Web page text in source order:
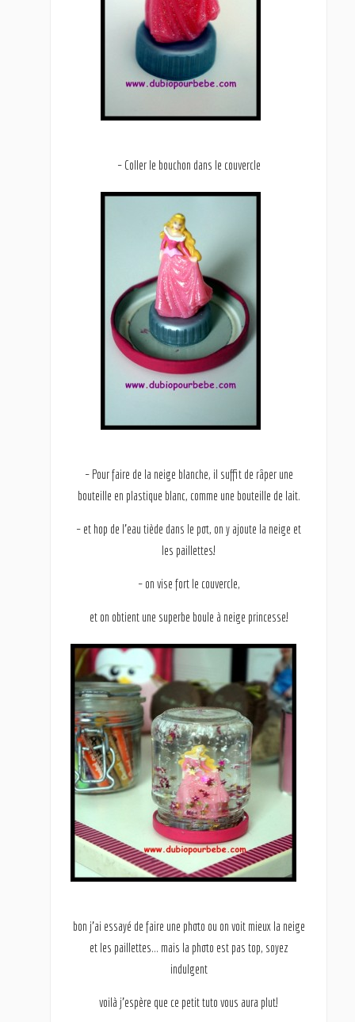
– Coller le bouchon dans le couvercle
– Pour faire de la neige blanche, il suffit de râper une
bouteille en plastique blanc, comme une bouteille de lait.
– et hop de l’eau tiède dans le pot, on y ajoute la neige et
les paillettes!
– on vise fort le couvercle,
et on obtient une superbe boule à neige princesse!
bon j’ai essayé de faire une photo ou on voit mieux la neige
et les paillettes… mais la photo est pas top, soyez
indulgent
voilà j’espère que ce petit tuto vous aura plut!